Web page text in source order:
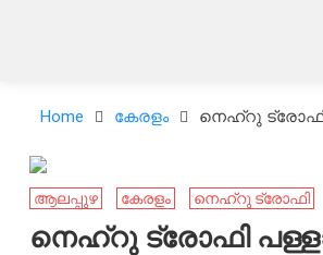
Home കേരളം നെഹ്‌റു ട്രോഫി
ആലപ്പുഴ കേരളം നെഹ്‌റു ട്രോഫി
നെഹ്‌റു ട്രോഫി